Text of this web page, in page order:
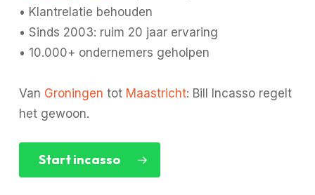
• Klantrelatie behouden
• Sinds 2003: ruim 20 jaar ervaring
• 10.000+ ondernemers geholpen
Van Groningen tot Maastricht: Bill Incasso regelt
het gewoon.
Start incasso